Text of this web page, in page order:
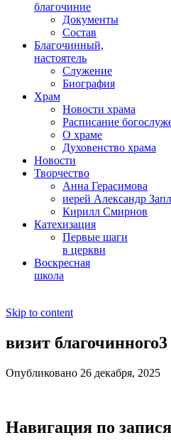
благочиние
Документы
Состав
Благочинный,
настоятель
Служение
Биография
Храм
Новости храма
Расписание
О храме
Духовенство храма
Новости
Творчество
Анна Герасимова
иерей Александр
Кирилл Смирнов
Катехизация
Первые шаги
в церкви
Воскресная
школа
Skip to content
визит благочинного3
Опубликовано 26 декабря, 2025
Навигация по